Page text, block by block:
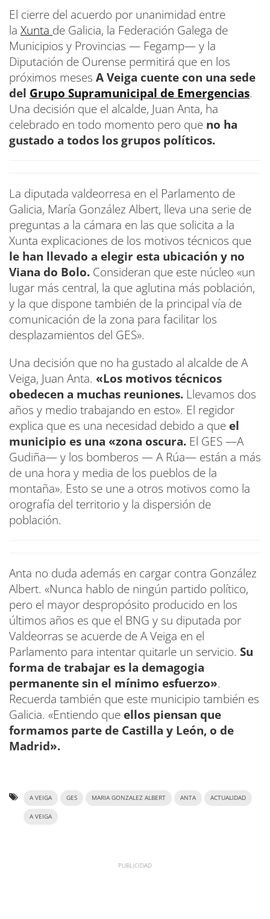
El cierre del acuerdo por unanimidad entre
la Xunta de Galicia, la Federación Galega de
Municipios y Provincias — Fegamp— y la
Diputación de Ourense permitirá que en los
próximos meses A Veiga cuente con una sede
del Grupo Supramunicipal de Emergencias.
Una decisión que el alcalde, Juan Anta, ha
celebrado en todo momento pero que no ha
gustado a todos los grupos políticos.
La diputada valdeorresa en el Parlamento de
Galicia, María González Albert, lleva una serie de
preguntas a la cámara en las que solicita a la
Xunta explicaciones de los motivos técnicos que
le han llevado a elegir esta ubicación y no
Viana do Bolo. Consideran que este núcleo «un
lugar más central, la que aglutina más población,
y la que dispone también de la principal vía de
comunicación de la zona para facilitar los
desplazamientos del GES».
Una decisión que no ha gustado al alcalde de A
Veiga, Juan Anta. «Los motivos técnicos
obedecen a muchas reuniones. Llevamos dos
años y medio trabajando en esto». El regidor
explica que es una necesidad debido a que el
municipio es una «zona oscura. El GES —A
Gudiña— y los bomberos — A Rúa— están a más
de una hora y media de los pueblos de la
montaña». Esto se une a otros motivos como la
orografía del territorio y la dispersión de
población.
Anta no duda además en cargar contra González
Albert. «Nunca hablo de ningún partido político,
pero el mayor despropósito producido en los
últimos años es que el BNG y su diputada por
Valdeorras se acuerde de A Veiga en el
Parlamento para intentar quitarle un servicio. Su
forma de trabajar es la demagogia
permanente sin el mínimo esfuerzo».
Recuerda también que este municipio también es
Galicia. «Entiendo que ellos piensan que
formamos parte de Castilla y León, o de
Madrid».
A VEIGA GES MARIA GONZALEZ ALBERT ANTA ACTUALIDAD
A VEIGA